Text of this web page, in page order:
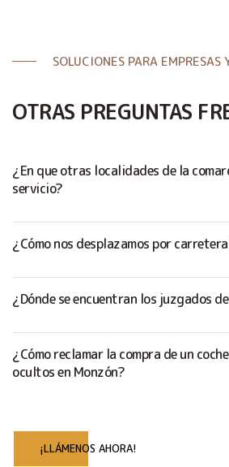
SOLUCIONES PARA EMPRESAS
OTRAS PREGUNTAS
¿En que otras localidades de la
servicio?
¿Cómo nos desplazamos por
¿Dónde se encuentran los juzgados
¿Cómo reclamar la compra de un
ocultos en Monzón?
¡LLÁMENOS AHORA!